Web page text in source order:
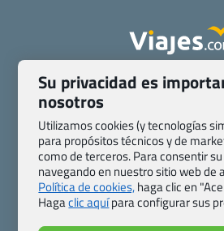
Quienes somos
Pasaporte, Visado, Salud y otras
Blog de Viajes.com
Preguntas frecuentes
Política de privacidad y cookies
Todas las páginas –
Viajes.com
Su privacidad es
nosotros
Utilizamos cookies (y tecnologías
para propósitos técnicos y de
como de terceros. Para consentir
navegando en nuestro sitio web de
Política de cookies,haga clic en
Hagaclic aquípara configurar sus